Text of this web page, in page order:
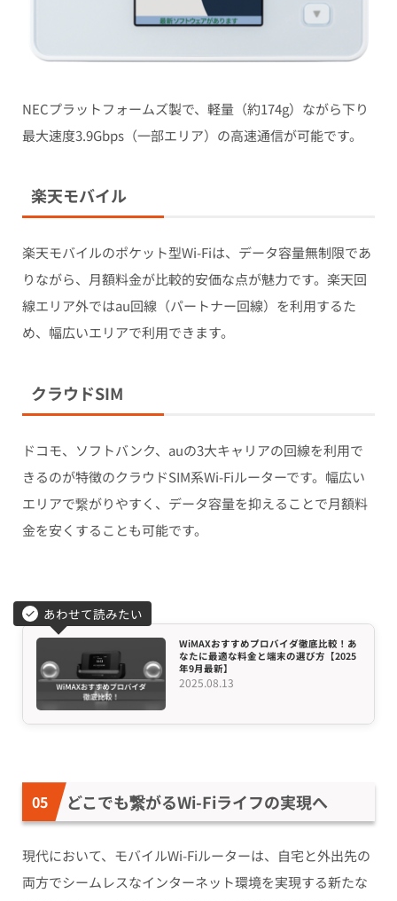
NECプラットフォームズ製で、軽量（約174g）ながら下り
最大速度3.9Gbps（一部エリア）の高速通信が可能です。
楽天モバイル
楽天モバイルのポケット型Wi-Fiは、データ容量無制限であ
りながら、月額料金が比較的安価な点が魅力です。楽天回
線エリア外ではau回線（パートナー回線）を利用するた
め、幅広いエリアで利用できます。
クラウドSIM
ドコモ、ソフトバンク、auの3大キャリアの回線を利用で
きるのが特徴のクラウドSIM系Wi-Fiルーターです。幅広い
エリアで繋がりやすく、データ容量を抑えることで月額料
金を安くすることも可能です。
あわせて読みたい
WiMAXおすすめプロバイダ徹底比較！あ
なたに最適な料金と端末の選び方【2025
年9月最新】
2025.08.13
どこでも繋がるWi-Fiライフの実現へ
現代において、モバイルWi-Fiルーターは、自宅と外出先の
両方でシームレスなインターネット環境を実現する新たな